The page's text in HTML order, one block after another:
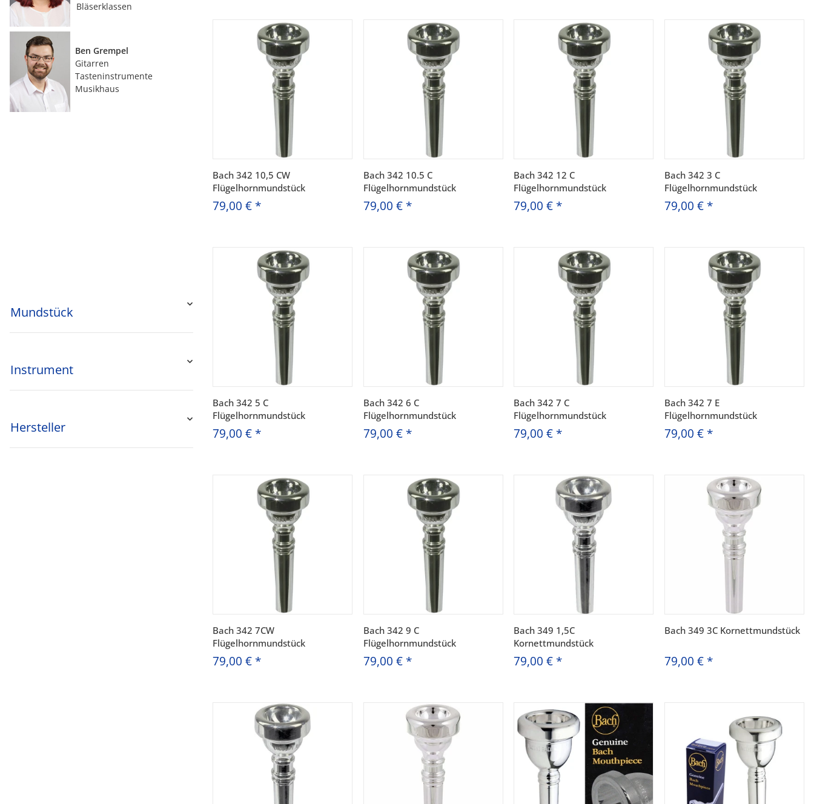
Bach 342 10,5 CW
Flügelhornmundstück
79,00 € *
Bach 342 10.5 C
Flügelhornmundstück
79,00 € *
Bach 342 12 C
Flügelhornmundstück
79,00 € *
Bach 342 3 C
Flügelhornmundstück
79,00 € *
Bach 342 5 C
Flügelhornmundstück
79,00 € *
Bach 342 6 C
Flügelhornmundstück
79,00 € *
Bach 342 7 C
Flügelhornmundstück
79,00 € *
Bach 342 7 E
Flügelhornmundstück
79,00 € *
Bach 342 7CW
Flügelhornmundstück
79,00 € *
Bach 342 9 C
Flügelhornmundstück
79,00 € *
Bach 349 1,5C
Kornettmundstück
79,00 € *
Bach 349 3C Kornettmundstück
79,00 € *
Bläserklassen
Ben Grempel
Gitarren
Tasteninstrumente
Musikhaus
Mundstück
Instrument
Hersteller